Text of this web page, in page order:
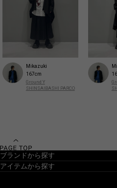
Mikazuki
167cm
Ground Y
SHINSAIBASHI PARCO
ブランドから探す
アイテムから探す